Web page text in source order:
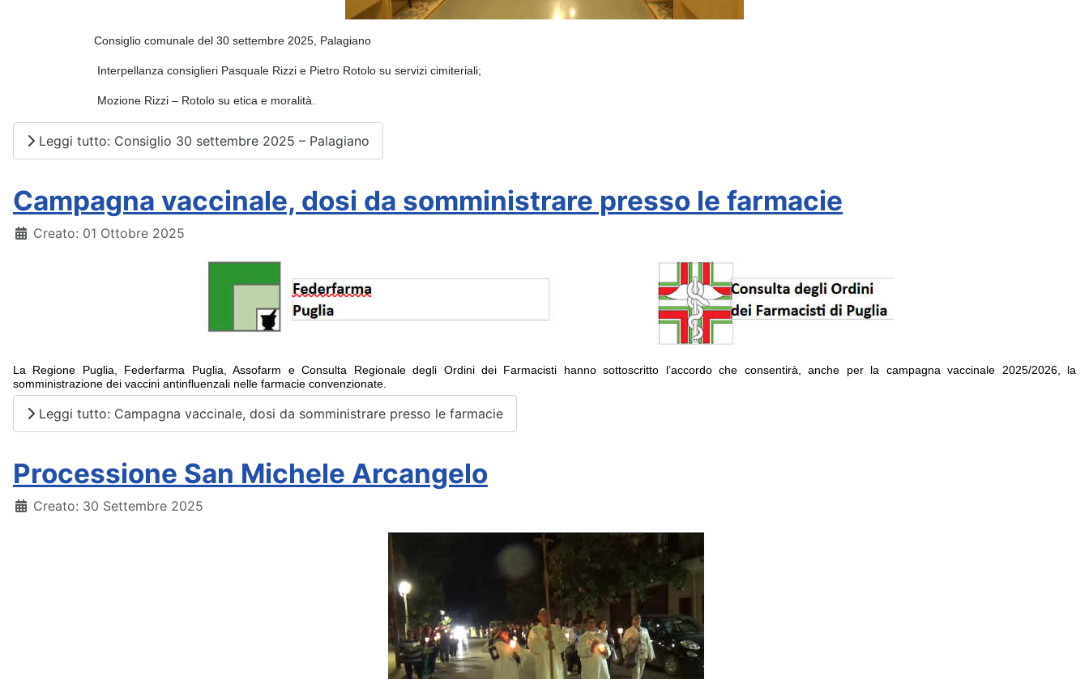
                         Consiglio comunale del 30 settembre 2025, Palagiano
                          Interpellanza consiglieri Pasquale Rizzi e Pietro Rotolo su servizi cimiteriali;
                          Mozione Rizzi – Rotolo su etica e moralità.
Leggi tutto: Consiglio 30 settembre 2025 – Palagiano
Campagna vaccinale, dosi da somministrare presso le farmacie
Dettagli
Creato: 01 Ottobre 2025
La Regione Puglia, Federfarma Puglia, Assofarm e Consulta Regionale degli Ordini dei Farmacisti hanno sottoscritto l’accordo che consentirà, anche per la campagna vaccinale 2025/2026, la
somministrazione dei vaccini antinfluenzali nelle farmacie convenzionate.
Leggi tutto: Campagna vaccinale, dosi da somministrare presso le farmacie
Processione San Michele Arcangelo
Dettagli
Creato: 30 Settembre 2025